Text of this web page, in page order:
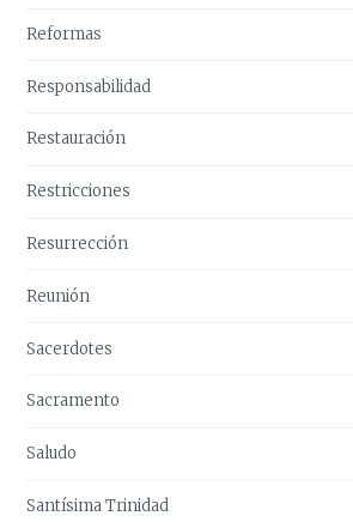
Reformas
Responsabilidad
Restauración
Restricciones
Resurrección
Reunión
Sacerdotes
Sacramento
Saludo
Santísima Trinidad